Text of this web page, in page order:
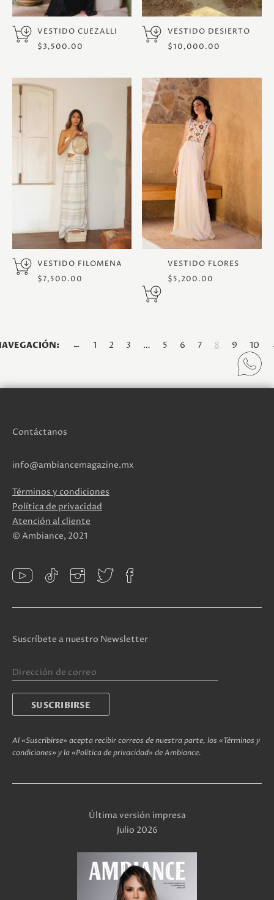
VESTIDO CUEZALLI
$3,500.00
VESTIDO DESIERTO
$10,000.00
VESTIDO FILOMENA
$7,500.00
VESTIDO FLORES
$5,200.00
← 1 2 3 … 5 6 7 8 9 10
Contáctanos
info@ambiancemagazine.mx
Términos y condiciones
Política de privacidad
Atención al cliente
© Ambiance, 2021
Suscríbete a nuestro Newsletter
Al «Suscribirse» acepta recibir correos de nuestra parte, los «Términos y
condiciones» y la «Política de privacidad» de Ambiance.
Última versión impresa
Julio 2026